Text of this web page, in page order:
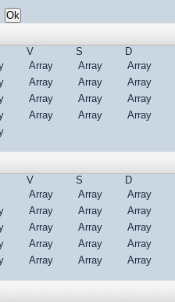
V S
D
Array Array
Array
Array Array
Array
Array Array
Array
Array Array
Array
V S
D
Array
Array
Array
Array Array
Array
Array Array
Array
Array Array
Array
Array Array Array